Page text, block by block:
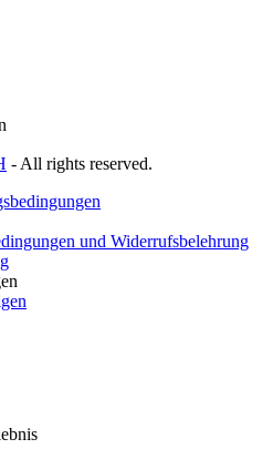
- All rights reserved.
und Widerrufsbelehrung